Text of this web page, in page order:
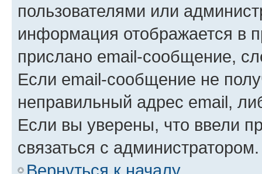
пользователями или
информация отображается в
прислано email-сообщение,
Если email-сообщение не
неправильный адрес email,
Если вы уверены, что ввели
связаться с администратором.
Вернуться к началу